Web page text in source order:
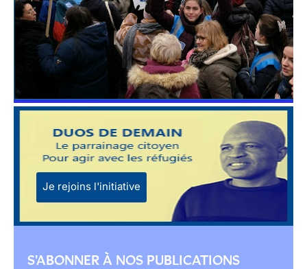
Je rejoins l'initiative
S'ABONNER À NOS PUBLICATIONS